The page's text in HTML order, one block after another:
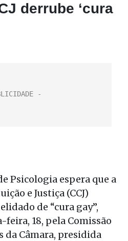
derrube ‘cura
Psicologia espera que a
e Justiça (CCJ)
de “cura gay”,
18, pela Comissão
da Câmara, presidida